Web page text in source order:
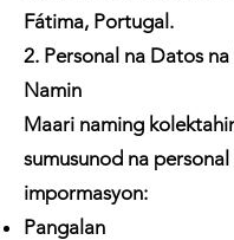
Fátima, Portugal.
2. Personal na Datos
Namin
Maari naming
sumusunod na personal
impormasyon:
Pangalan